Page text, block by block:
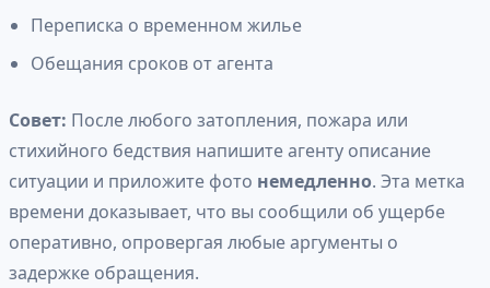
Переписка о временном жилье
Обещания сроков от агента
Совет: После любого затопления, пожара или
стихийного бедствия напишите агенту описание
ситуации и приложите фото немедленно. Эта метка
времени доказывает, что вы сообщили об ущербе
оперативно, опровергая любые аргументы о
задержке обращения.